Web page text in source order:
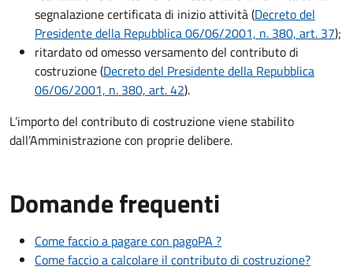
segnalazione certificata di inizio attività (Decreto del
Presidente della Repubblica 06/06/2001, n. 380, art. 37);
ritardato od omesso versamento del contributo di
costruzione (Decreto del Presidente della Repubblica
06/06/2001, n. 380, art. 42).
L’importo del contributo di costruzione viene stabilito
dall’Amministrazione con proprie delibere.
Domande frequenti
Come faccio a pagare con pagoPA ?
Come faccio a calcolare il contributo di costruzione?